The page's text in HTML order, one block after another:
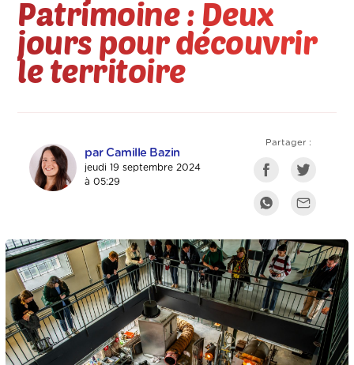
Patrimoine : Deux
jours pour découvrir
le territoire
par Camille Bazin
jeudi 19 septembre 2024
à 05:29
Partager :